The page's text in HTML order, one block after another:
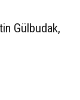
Gülbudak,